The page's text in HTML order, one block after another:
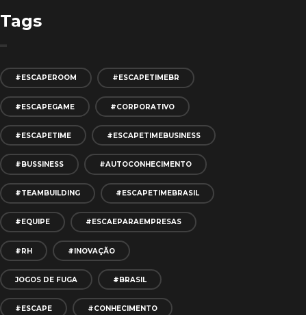
Tags
#ESCAPEROOM #ESCAPETIMEBR
#ESCAPEGAME #CORPORATIVO
#ESCAPETIME #ESCAPETIMEBUSINESS
#BUSSINESS #AUTOCONHECIMENTO
#TEAMBUILDING #ESCAPETIMEBRASIL
#EQUIPE #ESCAEPARAEMPRESAS
#RH #INOVAÇÃO
JOGOS DE FUGA #BRASIL
#ESCAPE #CONHECIMENTO